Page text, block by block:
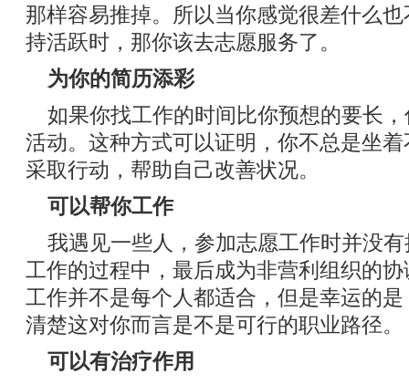
那样容易推掉。所以当你感觉很差什么
持活跃时，那你该去志愿服务了。
为你的简历添彩
如果你找工作的时间比你预想的要长，
活动。这种方式可以证明，你不总是坐
采取行动，帮助自己改善状况。
可以帮你工作
我遇见一些人，参加志愿工作时并没有
工作的过程中，最后成为非营利组织的
工作并不是每个人都适合，但是幸运的
清楚这对你而言是不是可行的职业路径。
可以有治疗作用